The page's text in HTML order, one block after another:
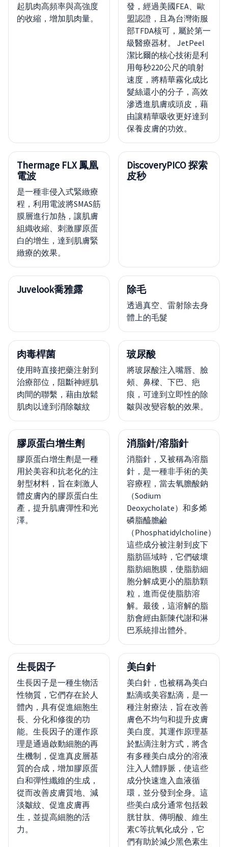
起肌肉高頻率與高強度
的收縮，增加肌肉量。
發，經過美國FEA、歐
盟認證，且為台灣衛服
部TFDA核可，屬於第一
級醫療器材。 JetPeel
潔比爾的核心技術是利
用每秒220公尺的噴射
速度，將精華霧化成比
髮絲還小的分子，高效
滲透進肌膚或頭皮，藉
由讓精華吸收更好達到
保養皮膚的功效。
Thermage FLX 鳳凰
電波
是一種非侵入式緊緻療
程，利用電波將SMAS筋
膜層進行加熱，讓肌膚
組織收縮、刺激膠原蛋
白的增生，達到肌膚緊
緻療的效果。
DiscoveryPICO 探索
皮秒
Juvelook喬雅露 除毛
透過真空、雷射除去身
體上的毛髮
肉毒桿菌
使用時直接把藥注射到
治療部位，阻斷神經肌
肉間的聯繫，藉由放鬆
肌肉以達到消除皺紋
玻尿酸
將玻尿酸注入嘴唇、臉
頰、鼻樑、下巴、疤
痕，可達到立即性的除
皺與改變容貌的效果。
膠原蛋白增生劑
膠原蛋白增生劑是一種
用於美容和抗老化的注
射型材料，旨在刺激人
體皮膚內的膠原蛋白生
產，提升肌膚彈性和光
澤。
消脂針/溶脂針
消脂針，又被稱為溶脂
針，是一種非手術的美
容療程，當去氧膽酸鈉
（Sodium
Deoxycholate）和多烯
磷脂醯膽鹼
（Phosphatidylcholine）
這些成分被注射到皮下
脂肪區域時，它們破壞
脂肪細胞膜，使脂肪細
胞分解成更小的脂肪顆
粒，進而促使脂肪溶
解。最後，這溶解的脂
肪會經由新陳代謝和淋
巴系統排出體外。
生長因子
生長因子是一種生物活
性物質，它們存在於人
體內，具有促進細胞生
長、分化和修復的功
能。生長因子的運作原
理是通過啟動細胞的再
生機制，促進真皮層基
質的合成，增加膠原蛋
白和彈性纖維的生成，
從而改善皮膚質地、減
淡皺紋、促進皮膚再
生，並提高細胞的活
力。
美白針
美白針，也被稱為美白
點滴或美容點滴，是一
種注射療法，旨在改善
膚色不均勻和提升皮膚
美白度。其運作原理基
於點滴注射方式，將含
有多種美白成分的溶液
注入人體靜脈，使這些
成分快速進入血液循
環，並分發到全身。這
些美白成分通常包括榖
胱甘肽、傳明酸、維生
素C等抗氧化成分，它
們有助於減少黑色素生